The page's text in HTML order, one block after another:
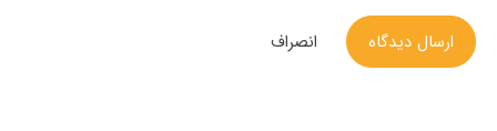
ارسال دیدگاه انصراف